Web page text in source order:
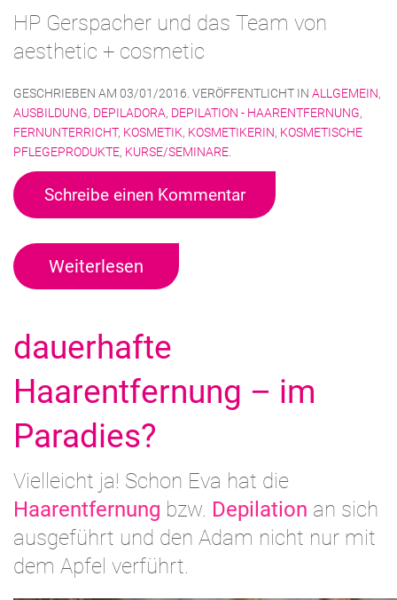
HP Gerspacher und das Team von
aesthetic + cosmetic
GESCHRIEBEN AM 03/01/2016 . VERÖFFENTLICHT IN ALLGEMEIN,
AUSBILDUNG, DEPILADORA, DEPILATION - HAARENTFERNUNG,
FERNUNTERRICHT, KOSMETIK, KOSMETIKERIN, KOSMETISCHE
PFLEGEPRODUKTE, KURSE/SEMINARE
Schreibe einen Kommentar
Weiterlesen
dauerhafte
Haarentfernung – im
Paradies?
Vielleicht ja! Schon Eva hat die
Haarentfernung bzw. Depilation an sich
ausgeführt und den Adam nicht nur mit
dem Apfel verführt.